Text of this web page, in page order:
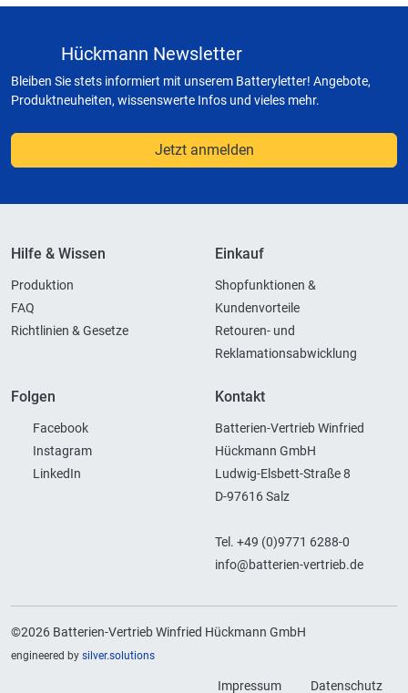
Hückmann Newsletter
Bleiben Sie stets informiert mit unserem Batteryletter! Angebote,
Produktneuheiten, wissenswerte Infos und vieles mehr.
Jetzt anmelden
Hilfe & Wissen
Produktion
FAQ
Richtlinien & Gesetze
Einkauf
Shopfunktionen &
Kundenvorteile
Retouren- und
Reklamationsabwicklung
Folgen
Facebook
Instagram
LinkedIn
Kontakt
Batterien-Vertrieb Winfried
Hückmann GmbH
Ludwig-Elsbett-Straße 8
D-97616 Salz
Tel. +49 (0)9771 6288-0
info@batterien-vertrieb.de
©2026 Batterien-Vertrieb Winfried Hückmann GmbH
engineered by silver.solutions
Impressum Datenschutz